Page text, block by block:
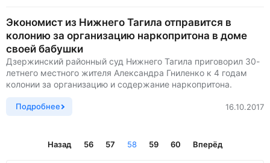
Экономист из Нижнего Тагила отправится в
колонию за организацию наркопритона в доме
своей бабушки
Дзержинский районный суд Нижнего Тагила приговорил 30-
летнего местного жителя Александра Гниленко к 4 годам
колонии за организацию и содержание наркопритона.
Подробнее 16.10.2017
Назад 56 57 58 59 60 Вперёд